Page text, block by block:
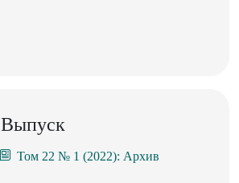
Выпуск
Том 22 № 1 (2022): Архив